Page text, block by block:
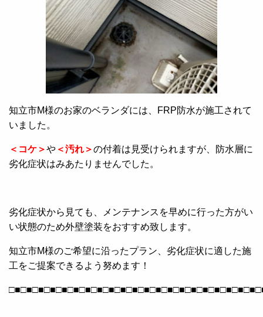
知立市M様のお家のベランダには、FRP防水が施工されて
いました。
＜コケ＞や ＜汚れ＞の付着は見受けられますが、防水層に
劣化症状はみあたりませんでした。
劣化症状から見ても、メンテナンスを早めに行った方がい
い状態のため外壁塗装をおすすめ致します。
知立市M様のご希望に沿ったプラン、劣化症状に適した施
工をご提案できるよう努めます！